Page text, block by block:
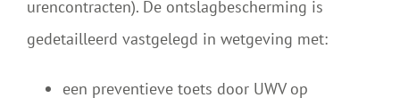
urencontracten). De ontslagbescherming is
gedetailleerd vastgelegd in wetgeving met:
een preventieve toets door UWV op